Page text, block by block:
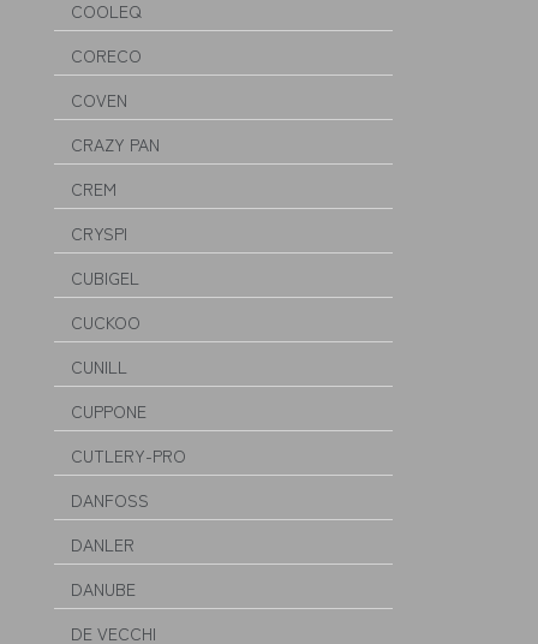
COOLEQ
CORECO
COVEN
CRAZY PAN
CREM
CRYSPI
CUBIGEL
CUCKOO
CUNILL
CUPPONE
CUTLERY-PRO
DANFOSS
DANLER
DANUBE
DE VECCHI